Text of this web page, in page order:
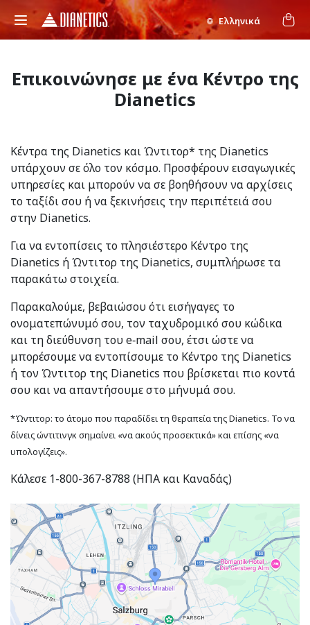
Ελληνικά
Επικοινώνησε με ένα Κέντρο της
Dianetics
Κέντρα της Dianetics και Ώντιτορ* της Dianetics
υπάρχουν σε όλο τον κόσμο. Προσφέρουν εισαγωγικές
υπηρεσίες και μπορούν να σε βοηθήσουν να αρχίσεις
το ταξίδι σου ή να ξεκινήσεις την περιπέτειά σου
στην Dianetics.
Για να εντοπίσεις το πλησιέστερο Κέντρο της
Dianetics ή Ώντιτορ της Dianetics, συμπλήρωσε τα
παρακάτω στοιχεία.
Παρακαλούμε, βεβαιώσου ότι εισήγαγες το
ονοματεπώνυμό σου, τον ταχυδρομικό σου κώδικα
και τη διεύθυνση του e‑mail σου, έτσι ώστε να
μπορέσουμε να εντοπίσουμε το Κέντρο της Dianetics
ή τον Ώντιτορ της Dianetics που βρίσκεται πιο κοντά
σου και να απαντήσουμε στο μήνυμά σου.
*Ώντιτορ: το άτομο που παραδίδει τη θεραπεία της Dianetics. Το να
δίνεις ώντιτινγκ σημαίνει «να ακούς προσεκτικά» και επίσης «να
υπολογίζεις».
Κάλεσε 1-800-367-8788 (ΗΠΑ και Καναδάς)